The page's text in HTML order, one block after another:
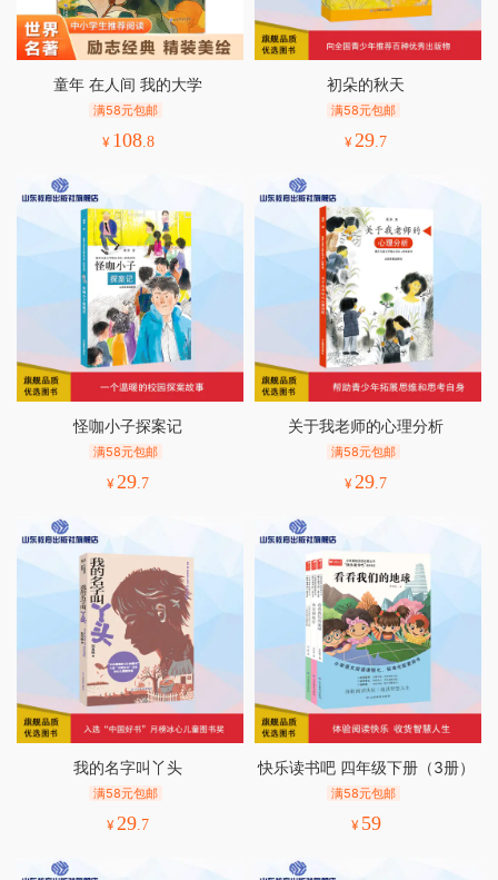
童年 在人间 我的大学
满58元包邮
¥ 108.8
初朵的秋天
满58元包邮
¥29.7
怪咖小子探案记
满58元包邮
¥29.7
关于我老师的心理分析
满58元包邮
¥29.7
我的名字叫丫头
满58元包邮
¥29.7
快乐读书吧 四年级下册（3册）
满58元包邮
¥ 59